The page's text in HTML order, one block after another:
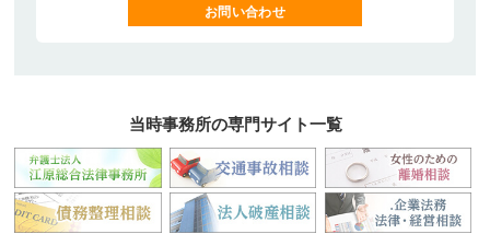
お問い合わせ
当時事務所の専門サイト一覧